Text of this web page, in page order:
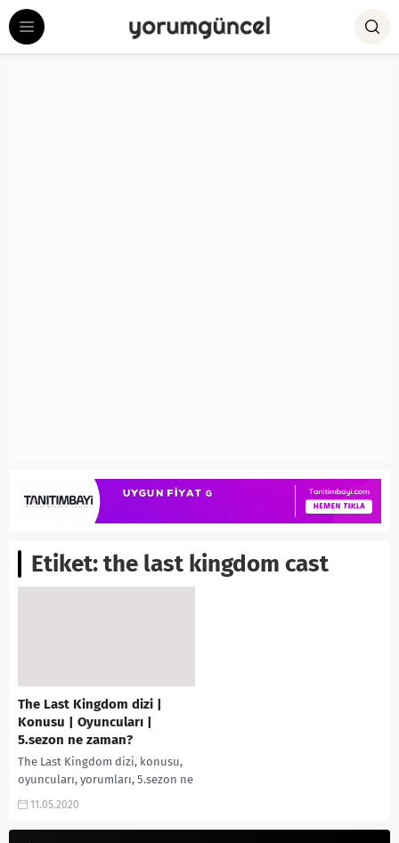
Etiket:the last kingdom cast
The Last Kingdom dizi |
Konusu | Oyuncuları |
5.sezon ne zaman?
The Last Kingdom dizi, konusu,
oyuncuları, yorumları, 5.sezon ne
zaman, Fragmanı, Ragnar kim,
karakterleri gibi aramalarınıza...
11.05.2020